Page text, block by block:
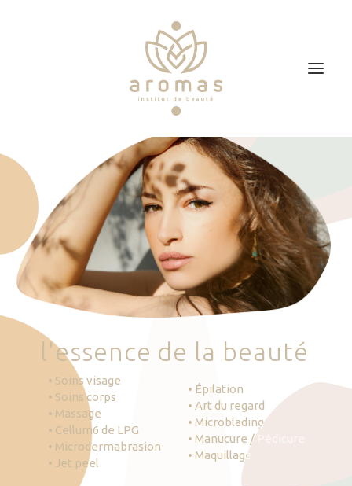
Soins
Je veux faire un bon cadeau
Plan d’accès
Prendre RDV
'essence de la beauté
• Soins visage
• Soins corps
• Massage
• Cellum6 de LPG
• Microdermabrasion
• Jet peel
• Épilation
• Art du regard
• Microblading
• Manucure / Pédicure
• Maquillage